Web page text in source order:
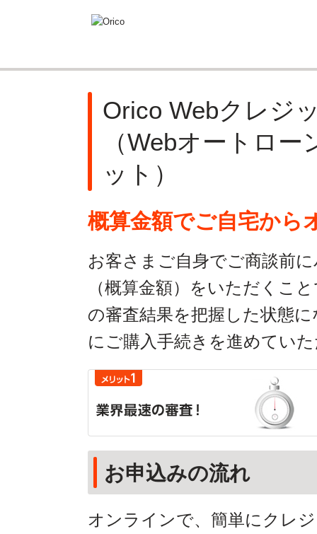
Orico Webクレジ
（Webオートロ
ット）
概算金額でご自宅から
お客さまご自身でご商談前
（概算金額）をいただくこ
の審査結果を把握した状態
にご購入手続きを進めてい
お申込みの流れ
オンラインで、簡単にクレ